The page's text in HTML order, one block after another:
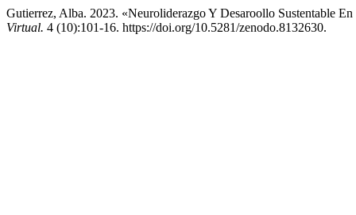
Gutierrez, Alba. 2023. «Neuroliderazgo Y Desaroollo Sustentable
Virtual. 4 (10):101-16. https://doi.org/10.5281/zenodo.8132630.